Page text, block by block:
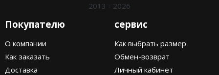
2013 - 2026
Покупателю
О компании
Как заказать
Доставка
сервис
Как выбрать размер
Обмен-возврат
Личный кабинет